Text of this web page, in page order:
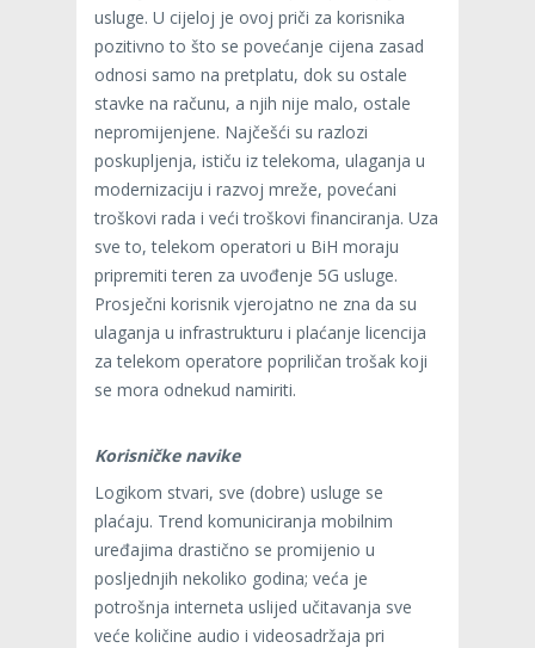
usluge. U cijeloj je ovoj priči za korisnika
pozitivno to što se povećanje cijena zasad
odnosi samo na pretplatu, dok su ostale
stavke na računu, a njih nije malo, ostale
nepromijenjene. Najčešći su razlozi
poskupljenja, ističu iz telekoma, ulaganja u
modernizaciju i razvoj mreže, povećani
troškovi rada i veći troškovi financiranja. Uza
sve to, telekom operatori u BiH moraju
pripremiti teren za uvođenje 5G usluge.
Prosječni korisnik vjerojatno ne zna da su
ulaganja u infrastrukturu i plaćanje licencija
za telekom operatore popriličan trošak koji
se mora odnekud namiriti.
Korisničke navike
Logikom stvari, sve (dobre) usluge se
plaćaju. Trend komuniciranja mobilnim
uređajima drastično se promijenio u
posljednjih nekoliko godina; veća je
potrošnja interneta uslijed učitavanja sve
veće količine audio i videosadržaja pri